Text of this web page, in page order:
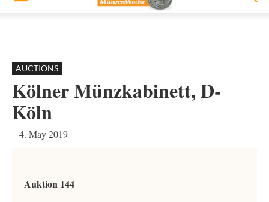
AUCTIONS
Kölner Münzkabinett, D-
Köln
4. May 2019
Auktion 144